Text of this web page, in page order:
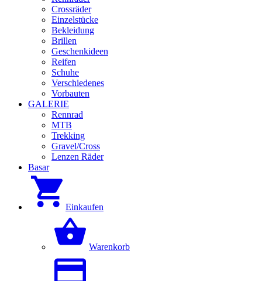
Crossräder
Einzelstücke
Bekleidung
Brillen
Geschenkideen
Reifen
Schuhe
Verschiedenes
Vorbauten
GALERIE
Rennrad
MTB
Trekking
Gravel/Cross
Lenzen Räder
Basar
Einkaufen
Warenkorb